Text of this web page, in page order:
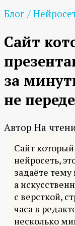
Блог /
Сайт
за
не
Автор На
Сайт
нейросеть,
задаёте тему
а
с версткой,
часа в
несколько